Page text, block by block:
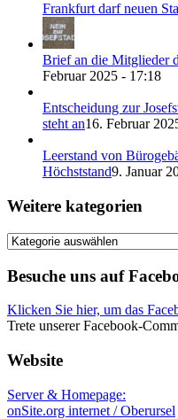
Frankfurt darf neuen
Brief an die Mitglieder
Februar 2025 - 17:18
Entscheidung zur
steht an16. Februar
Leerstand von
Höchststand9. Januar
Weitere kategorien
Weitere
Besuche uns auf
Klicken Sie hier, um das
Trete unserer Facebook-
Website
Server & Homepage:
onSite.org internet / Oberursel